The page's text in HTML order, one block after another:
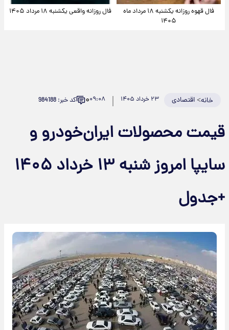
فال قهوه روزانه یکشنبه ۱۸ مرداد ماه
۱۴۰۵
فال روزانه واقعی یکشنبه ۱۸ مرداد ۱۴۰۵
خانه>اقتصادی ۲۳ خرداد ۱۴۰۵ ۰۹:۰۸۰ کد خبر: 984188
محصولات ایران‌خودرو و
سایپا امروز شنبه ۱۳ خرداد ۱۴۰۵